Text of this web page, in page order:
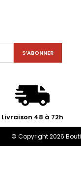
Livraison 48 à 72h
© Copyright 2026